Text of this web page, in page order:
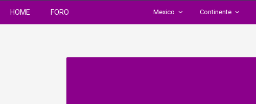
HOME FORO Mexico Continente